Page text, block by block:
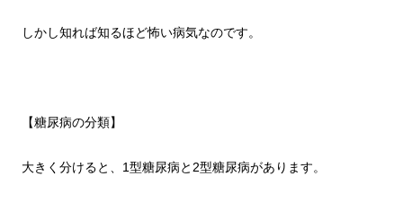
しかし知れば知るほど怖い病気なのです。
【糖尿病の分類】
大きく分けると、1型糖尿病と2型糖尿病があります。